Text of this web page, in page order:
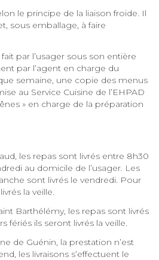
le principe de la liaison froide. Il
sous emballage, à faire
par l’usager sous son entière
par l’agent en charge du
semaine, une copie des menus
au Service Cuisine de l’EHPAD
» en charge de la préparation
les repas sont livrés entre 8h30
au domicile de l’usager. Les
sont livrés le vendredi. Pour
la veille.
Barthélémy, les repas sont livrés
fériés ils seront livrés la veille.
de Guénin, la prestation n’est
les livraisons s’effectuent le